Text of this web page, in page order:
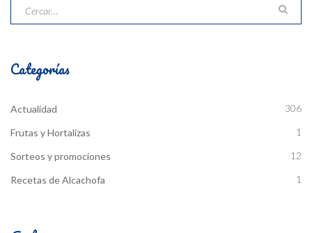
Categorías
Actualidad 306
Frutas y Hortalizas 1
Sorteos y promociones 12
Recetas de Alcachofa 1